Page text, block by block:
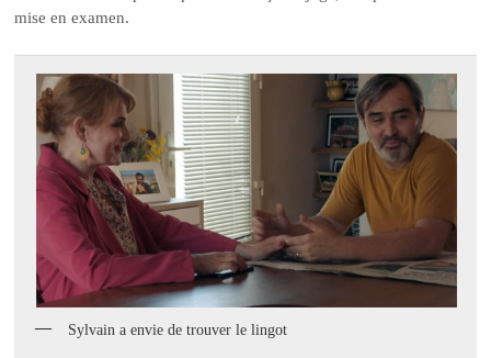
mise en examen.
Sylvain a envie de trouver le lingot